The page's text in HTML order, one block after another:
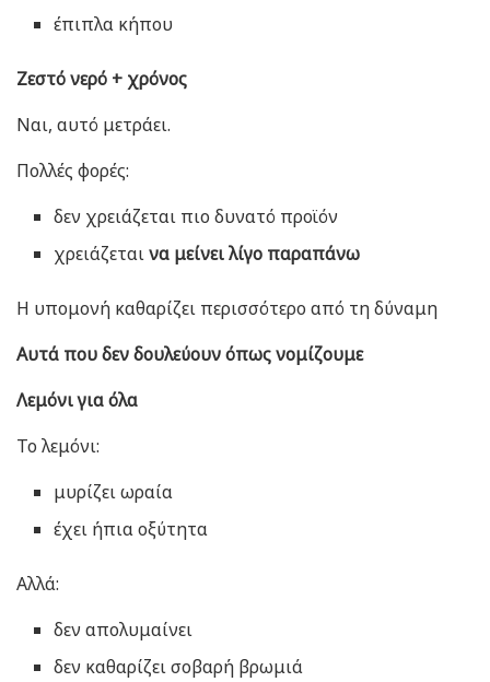
έπιπλα κήπου
Ζεστό νερό + χρόνος
Ναι, αυτό μετράει.
Πολλές φορές:
δεν χρειάζεται πιο δυνατό προϊόν
χρειάζεταινα μείνει λίγο παραπάνω
Η υπομονή καθαρίζει περισσότερο από τη δύναμη
Αυτά που δεν δουλεύουν όπως νομίζουμε
Λεμόνι για όλα
Το λεμόνι:
μυρίζει ωραία
έχει ήπια οξύτητα
Αλλά:
δεν απολυμαίνει
δεν καθαρίζει σοβαρή βρωμιά